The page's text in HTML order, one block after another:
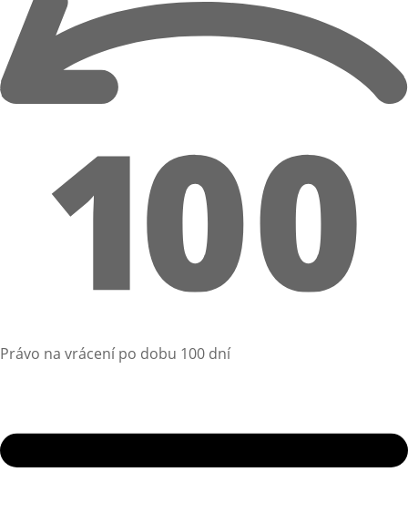
Právo na vrácení po dobu 100 dní